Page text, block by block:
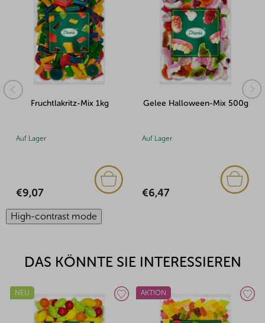
Gelee Halloween-Mix 500g
Auf Lager
€6,47
Gelee Halloween-Mix 1kg
Auf Lager
€10,97
High-contrast mode
DAS KÖNNTE SIE INTERESSIEREN
AKTION NEU